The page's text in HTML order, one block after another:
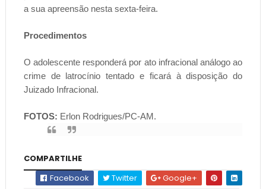
a sua apreensão nesta sexta-feira.
Procedimentos
O adolescente responderá por ato infracional análogo ao
crime de latrocínio tentado e ficará à disposição do
Juizado Infracional.
FOTOS: Erlon Rodrigues/PC-AM.
COMPARTILHE
Facebook
Twitter Google+